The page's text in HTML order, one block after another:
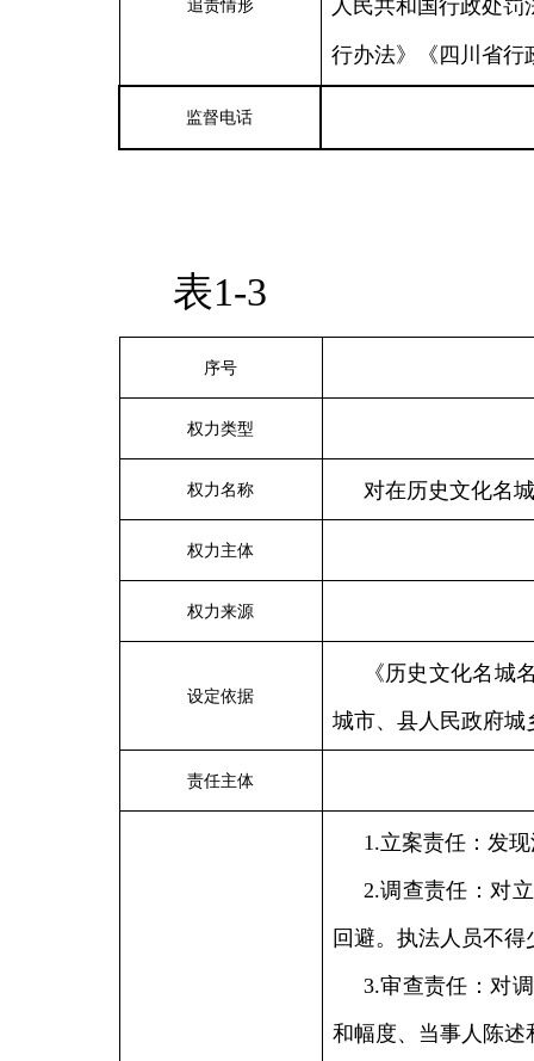
追责情形 人民共和国行政处
行办法》《四川省行
监督电话
表1-3
序号
权力类型
权力名称 对在历史文化名
权力主体
权力来源
设定依据
《历史文化名城
城市、县人民政府城
责任主体
1.立案责任：发
2.调查责任：对
回避。执法人员不
3.审查责任：对
和幅度、当事人陈述